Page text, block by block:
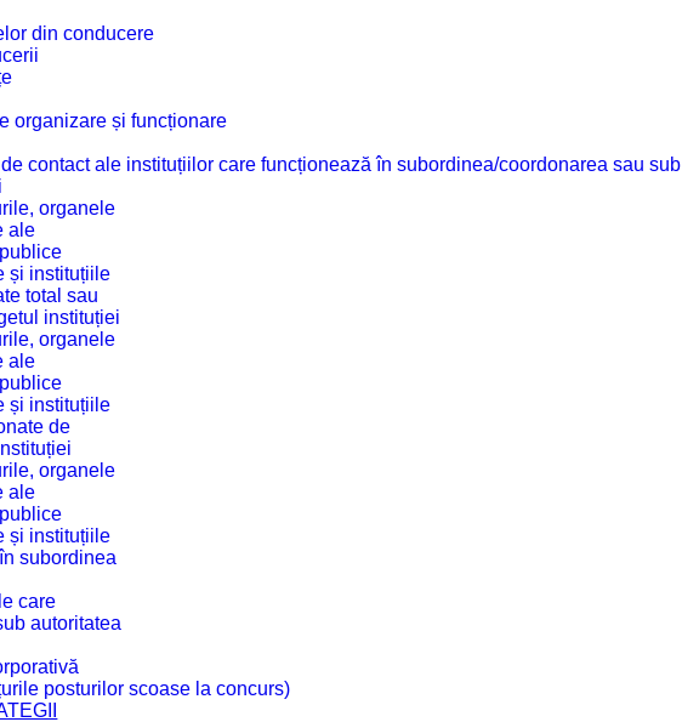
din conducere
organizare și funcționare
contact ale instituțiilor care funcționează în subordinea/coordonarea sau sub
organele
ale
și instituțiile
total sau
instituției
organele
ale
și instituțiile
de
organele
ale
și instituțiile
subordinea
care
autoritatea
posturilor scoase la concurs)